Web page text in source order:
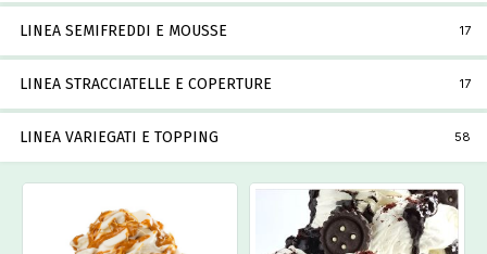
LINEA SEMIFREDDI E MOUSSE 17
LINEA STRACCIATELLE E COPERTURE 17
LINEA VARIEGATI E TOPPING 58